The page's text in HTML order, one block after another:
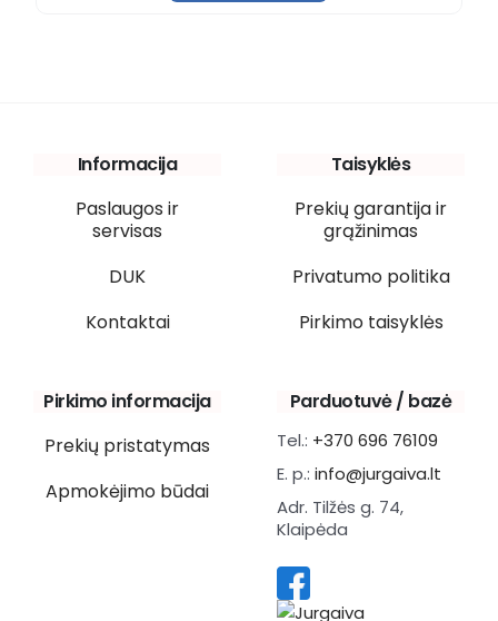
Informacija
Paslaugos ir
servisas
DUK
Kontaktai
Taisyklės
Prekių garantija ir
grąžinimas
Privatumo politika
Pirkimo taisyklės
Pirkimo informacija
Prekių pristatymas
Apmokėjimo būdai
Parduotuvė / bazė
Tel.: +370 696 76109
E. p.: info@jurgaiva.lt
Adr. Tilžės g. 74,
Klaipėda